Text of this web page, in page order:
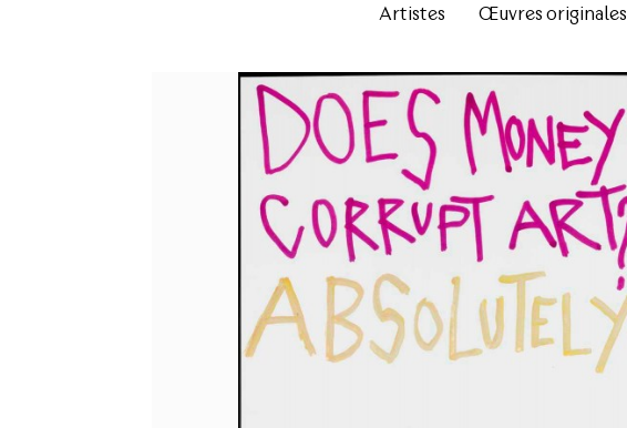
Artistes Œuvres originales